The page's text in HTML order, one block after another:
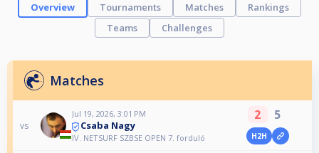
Overview Tournaments Matches
Rankings
Teams
Challenges
Matches
vs
Jul 19, 2026, 3:01 PM
Csaba Nagy
IV. NETSURF SZBSE OPEN 7. forduló
2 5
H2H